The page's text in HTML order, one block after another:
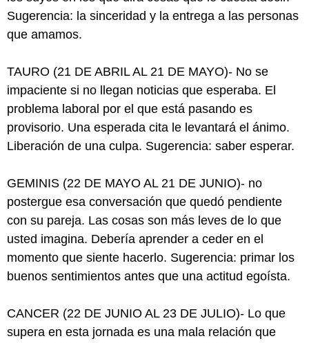
Sugerencia: la sinceridad y la entrega a las personas
que amamos.
TAURO (21 DE ABRIL AL 21 DE MAYO)- No se
impaciente si no llegan noticias que esperaba. El
problema laboral por el que está pasando es
provisorio. Una esperada cita le levantará el ánimo.
Liberación de una culpa. Sugerencia: saber esperar.
GEMINIS (22 DE MAYO AL 21 DE JUNIO)- no
postergue esa conversación que quedó pendiente
con su pareja. Las cosas son más leves de lo que
usted imagina. Debería aprender a ceder en el
momento que siente hacerlo. Sugerencia: primar los
buenos sentimientos antes que una actitud egoísta.
CANCER (22 DE JUNIO AL 23 DE JULIO)- Lo que
supera en esta jornada es una mala relación que